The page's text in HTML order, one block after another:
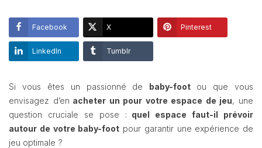
Facebook X Pinterest
LinkedIn Tumblr
Si vous êtes un passionné de baby-foot ou que vous
envisagez d’en acheter un pour votre espace de jeu, une
question cruciale se pose : quel espace faut-il prévoir
autour de votre baby-foot pour garantir une expérience de
jeu optimale ?